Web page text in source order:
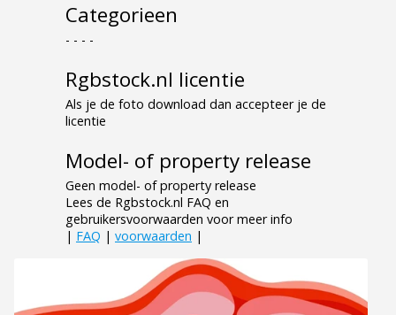
Categorieen
- - - -
Rgbstock.nl licentie
Als je de foto download dan accepteer je de
licentie
Model- of property release
Geen model- of property release
Lees de Rgbstock.nl FAQ en
gebruikersvoorwaarden voor meer info
| FAQ | voorwaarden |